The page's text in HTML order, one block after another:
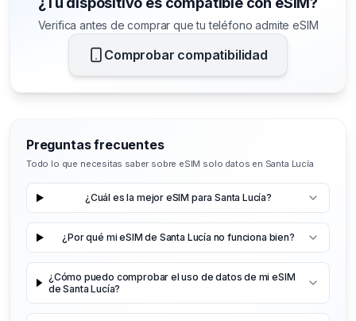
Verifica antes de comprar que tu teléfono admite eSIM
Comprobar compatibilidad
Preguntas frecuentes
Todo lo que necesitas saber sobre eSIM solo datos en Santa Lucía
¿Cuál es la mejor eSIM para Santa Lucía?
¿Por qué mi eSIM de Santa Lucía no funciona bien?
¿Cómo puedo comprobar el uso de datos de mi eSIM
de Santa Lucía?